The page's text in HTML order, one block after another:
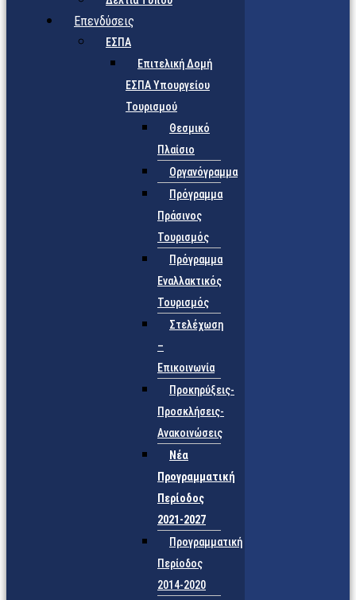
Επενδύσεις
ΕΣΠΑ
Επιτελική Δομή
ΕΣΠΑ Υπουργείου
Τουρισμού
Θεσμικό
Πλαίσιο
Οργανόγραμμα
Πρόγραμμα
Πράσινος
Τουρισμός
Πρόγραμμα
Εναλλακτικός
Τουρισμός
Στελέχωση
–
Επικοινωνία
Προκηρύξεις-
Προσκλήσεις-
Ανακοινώσεις
Νέα
Προγραμματική
Περίοδος
2021-2027
Προγραμματική
Περίοδος
2014-2020